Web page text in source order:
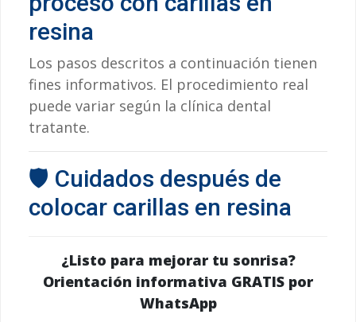
resina
Los pasos descritos a continuación tienen
fines informativos. El procedimiento real
puede variar según la clínica dental
tratante.
🛡️ Cuidados después de
colocar carillas en resina
¿Listo para mejorar tu sonrisa?
Orientación informativa GRATIS por
WhatsApp